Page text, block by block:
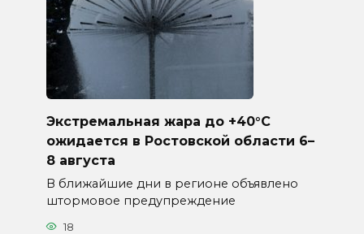
Экстремальная жара до +40°C
ожидается в Ростовской области 6–
8 августа
В ближайшие дни в регионе объявлено
штормовое предупреждение
18